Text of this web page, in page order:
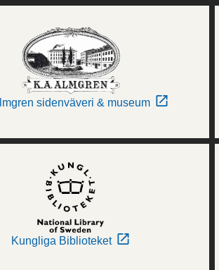
sidenväveri & museum
Kungliga Biblioteket